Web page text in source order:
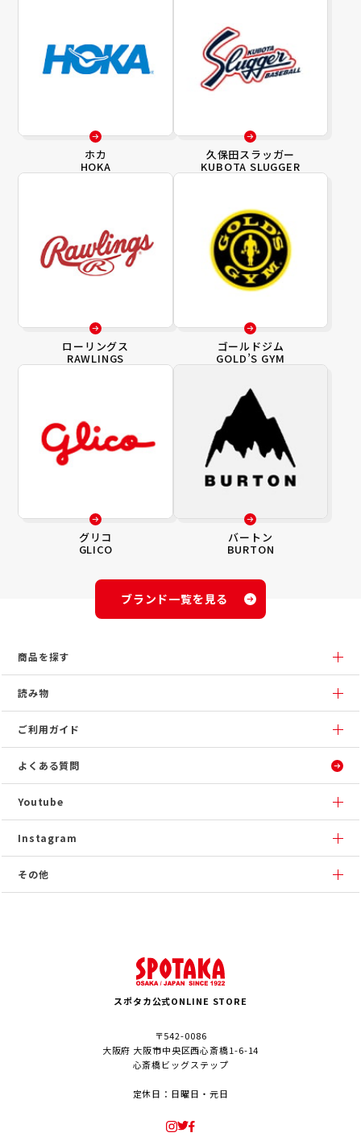
ホカ
HOKA
久保田スラッガー
KUBOTA SLUGGER
ローリングス
RAWLINGS
ゴールドジム
GOLD’S GYM
グリコ
GLICO
バートン
BURTON
ブランド一覧を見る
商品を探す
読み物
ご利用ガイド
よくある質問
Youtube
Instagram
その他
スポタカ公式ONLINE STORE
〒542-0086
大阪府 大阪市中央区西心斎橋1-6-14
心斎橋ビッグステップ
定休日：日曜日・元日